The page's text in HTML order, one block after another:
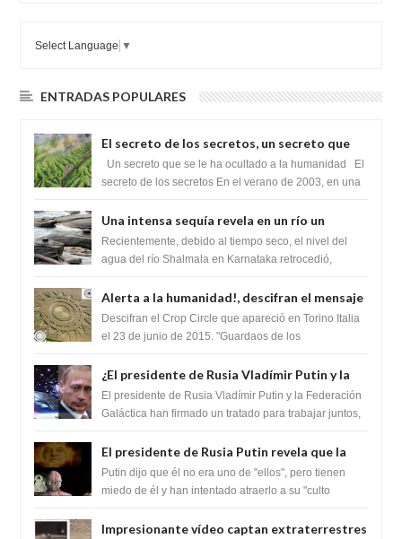
Select Language ▼
ENTRADAS POPULARES
El secreto de los secretos, un secreto que
cambiaría por completo el destino de la
humanidad
Un secreto que se le ha ocultado a la humanidad El
secreto de los secretos En el verano de 2003, en una
Una intensa sequía revela en un río un
impresionante hallazgo de miles de Shiva
Lingas
Recientemente, debido al tiempo seco, el nivel del
agua del río Shalmala en Karnataka retrocedió,
Alerta a la humanidad!, descifran el mensaje
del Crop Circle de Torino ,Italia
Descifran el Crop Circle que apareció en Torino Italia
el 23 de junio de 2015. "Guardaos de los
¿El presidente de Rusia Vladímir Putin y la
Federación Galactica han firmado un
tratado para acabar con los Sionistas?
El presidente de Rusia Vladímir Putin y la Federación
Galáctica han firmado un tratado para trabajar juntos,
El presidente de Rusia Putin revela que la
clase dominante en el mundo son los
híbridos reptiles
Putin dijo que él no era uno de "ellos", pero tienen
miedo de él y han intentado atraerlo a su "culto
Impresionante vídeo captan extraterrestres